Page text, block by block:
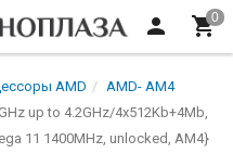
AMD
AMD- AM4
up to 4.2GHz/4x512Kb+4Mb,
11 1400MHz, unlocked, AM4}